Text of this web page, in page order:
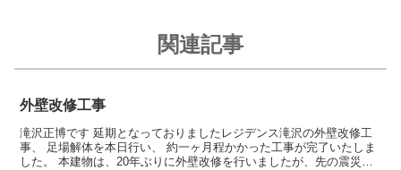
関連記事
外壁改修工事
滝沢正博です 延期となっておりましたレジデンス滝沢の外壁改修工
事、 足場解体を本日行い、 約一ヶ月程かかった工事が完了いたしま
した。 本建物は、20年ぶりに外壁改修を行いましたが、先の震災の